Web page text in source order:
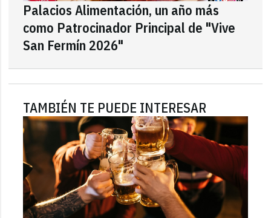
Palacios Alimentación, un año más
como Patrocinador Principal de "Vive
San Fermín 2026"
TAMBIÉN TE PUEDE INTERESAR